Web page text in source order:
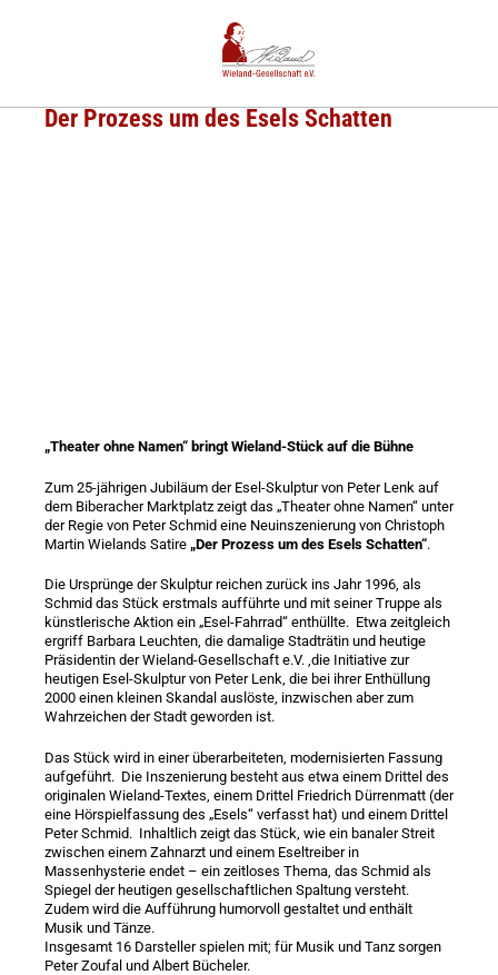
Der Prozess um des Esels Schatten
„Theater ohne Namen“ bringt Wieland-Stück auf die Bühne
Zum 25-jährigen Jubiläum der Esel-Skulptur von Peter Lenk auf
dem Biberacher Marktplatz zeigt das „Theater ohne Namen“ unter
der Regie von Peter Schmid eine Neuinszenierung von Christoph
Martin Wielands Satire „Der Prozess um des Esels Schatten“.
Die Ursprünge der Skulptur reichen zurück ins Jahr 1996, als
Schmid das Stück erstmals aufführte und mit seiner Truppe als
künstlerische Aktion ein „Esel-Fahrrad“ enthüllte. Etwa zeitgleich
ergriff Barbara Leuchten, die damalige Stadträtin und heutige
Präsidentin der Wieland-Gesellschaft e.V. ,die Initiative zur
heutigen Esel-Skulptur von Peter Lenk, die bei ihrer Enthüllung
2000 einen kleinen Skandal auslöste, inzwischen aber zum
Wahrzeichen der Stadt geworden ist.
Das Stück wird in einer überarbeiteten, modernisierten Fassung
aufgeführt. ​ Die Inszenierung besteht aus etwa einem Drittel des
originalen Wieland-Textes, einem Drittel Friedrich Dürrenmatt (der
eine Hörspielfassung des „Esels“ verfasst hat) und einem Drittel
Peter Schmid. ​ Inhaltlich zeigt das Stück, wie ein banaler Streit
zwischen einem Zahnarzt und einem Eseltreiber in
Massenhysterie endet – ein zeitloses Thema, das Schmid als
Spiegel der heutigen gesellschaftlichen Spaltung versteht. ​
Zudem wird die Aufführung humorvoll gestaltet und enthält
Musik und Tänze. ​
Insgesamt 16 Darsteller spielen mit; für Musik und Tanz sorgen
Peter Zoufal und Albert Bücheler.